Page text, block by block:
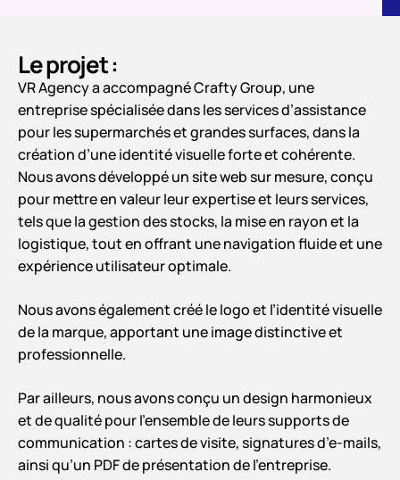
Le projet :
VR Agency a accompagné Crafty Group, une
entreprise spécialisée dans les services d’assistance
pour les supermarchés et grandes surfaces, dans la
création d’une identité visuelle forte et cohérente.
Nous avons développé un site web sur mesure, conçu
pour mettre en valeur leur expertise et leurs services,
tels que la gestion des stocks, la mise en rayon et la
logistique, tout en offrant une navigation fluide et une
expérience utilisateur optimale.
Nous avons également créé le logo et l’identité visuelle
de la marque, apportant une image distinctive et
professionnelle.
Par ailleurs, nous avons conçu un design harmonieux
et de qualité pour l’ensemble de leurs supports de
communication : cartes de visite, signatures d’e-mails,
ainsi qu’un PDF de présentation de l’entreprise.